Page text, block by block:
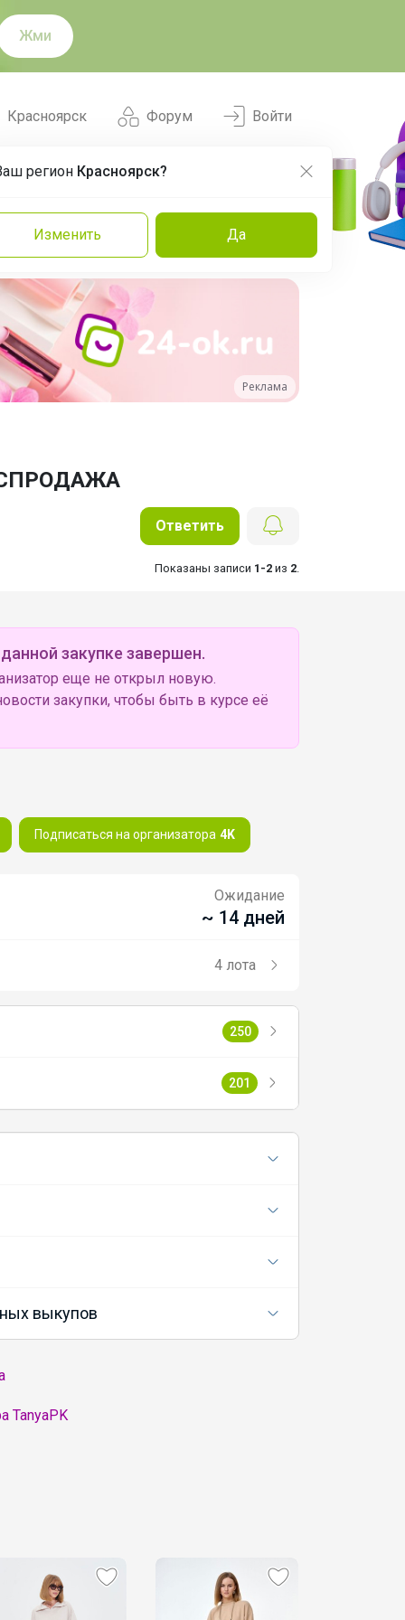
Жми
Форум
Красноярск
регион Красноярск?
Изменить Да
Войти
Команда Эксперты
Реклама
Ответить
Показаны записи 1-2 из 2
закупке завершен.
еще не открыл новую.
закупки, чтобы быть в курсе её
Подписаться на организатора 4K
Ожидание
~ 14 дней
4 лота
250
201
выкупов
TanyaPK